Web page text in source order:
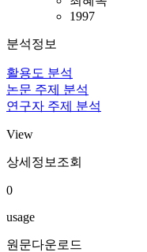
1997
분석정보
활용도 분석
논문 주제 분석
연구자 주제 분석
View
상세정보조회
0
usage
원문다운로드